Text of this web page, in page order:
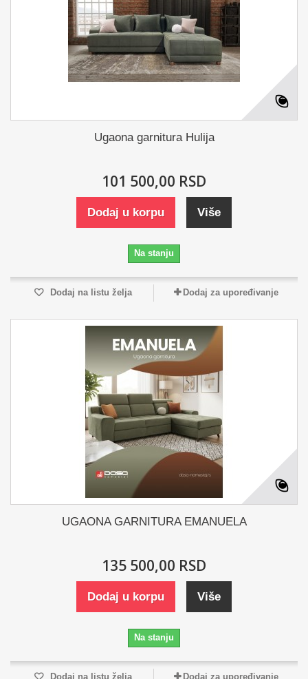
Ugaona garnitura Hulija
101 500,00 RSD
Dodaj u korpu Više
Na stanju
Dodaj na listu želja Dodaj za upoređivanje
UGAONA GARNITURA EMANUELA
135 500,00 RSD
Dodaj u korpu Više
Na stanju
Dodaj na listu želja Dodaj za upoređivanje